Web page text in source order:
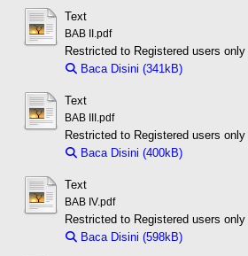
Text
BAB II.pdf
Restricted to Registered users only
Baca Disini (341kB)
Text
BAB III.pdf
Restricted to Registered users only
Baca Disini (400kB)
Text
BAB IV.pdf
Restricted to Registered users only
Baca Disini (598kB)